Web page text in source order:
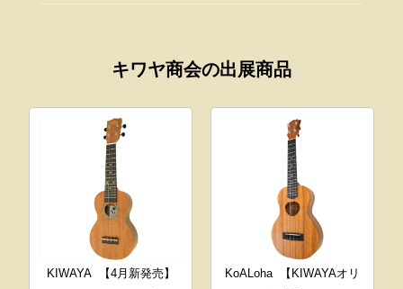
キワヤ商会の出展商品
KIWAYA
【4月新発売】
KoALoha
【KIWAYAオリ